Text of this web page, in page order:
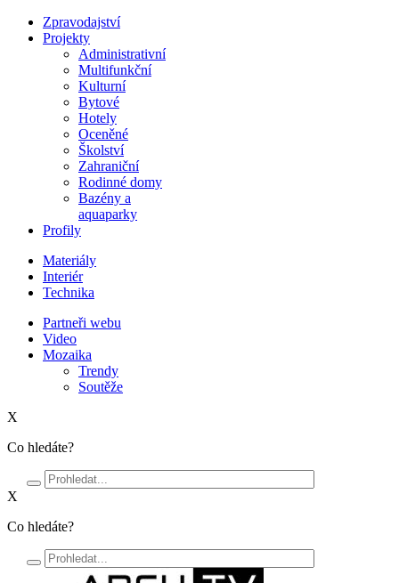
Zpravodajství
Projekty
Administrativní
Multifunkční
Kulturní
Bytové
Hotely
Oceněné
Školství
Zahraniční
Rodinné domy
Bazény a
aquaparky
Profily
Materiály
Interiér
Technika
Partneři webu
Video
Mozaika
Trendy
Soutěže
X
Co hledáte?
X
Co hledáte?